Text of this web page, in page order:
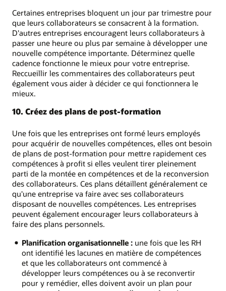
Certaines entreprises bloquent un jour par trimestre pour
que leurs collaborateurs se consacrent à la formation.
D'autres entreprises encouragent leurs collaborateurs à
passer une heure ou plus par semaine à développer une
nouvelle compétence importante. Déterminez quelle
cadence fonctionne le mieux pour votre entreprise.
Reccueillir les commentaires des collaborateurs peut
également vous aider à décider ce qui fonctionnera le
mieux.
10. Créez des plans de post-formation
Une fois que les entreprises ont formé leurs employés
pour acquérir de nouvelles compétences, elles ont besoin
de plans de post-formation pour mettre rapidement ces
compétences à profit si elles veulent tirer pleinement
parti de la montée en compétences et de la reconversion
des collaborateurs. Ces plans détaillent généralement ce
qu'une entreprise va faire avec ses collaborateurs
disposant de nouvelles compétences. Les entreprises
peuvent également encourager leurs collaborateurs à
faire des plans personnels.
Planification organisationnelle :une fois que les RH
ont identifié les lacunes en matière de compétences
et que les collaborateurs ont commencé à
développer leurs compétences ou à se reconvertir
pour y remédier, elles doivent avoir un plan pour